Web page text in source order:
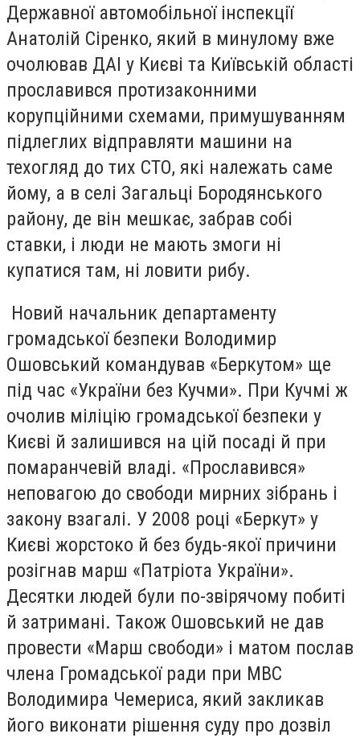
Державної автомобільної інспекції
Анатолій Сіренко, який в минулому вже
очолював ДАІ у Києві та Київській області
прославився протизаконними
корупційними схемами, примушуванням
підлеглих відправляти машини на
техогляд до тих СТО, які належать саме
йому, а в селі Загальці Бородянського
району, де він мешкає, забрав собі
ставки, і люди не мають змоги ні
купатися там, ні ловити рибу.
Новий начальник департаменту
громадської безпеки Володимир
Ошовський командував «Беркутом» ще
під час «України без Кучми». При Кучмі ж
очолив міліцію громадської безпеки у
Києві й залишився на цій посаді й при
помаранчевій владі. «Прославився»
неповагою до свободи мирних зібрань і
закону взагалі. У 2008 році «Беркут» у
Києві жорстоко й без будь-якої причини
розігнав марш «Патріота України».
Десятки людей були по-звірячому побиті
й затримані. Також Ошовський не дав
провести «Марш свободи» і матом послав
члена Громадської ради при МВС
Володимира Чемериса, який закликав
його виконати рішення суду про дозвіл